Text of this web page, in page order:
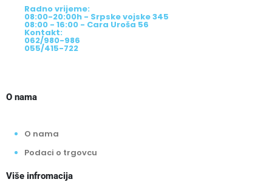
Radno vrijeme:
08:00-20:00h - Srpske vojske 345
08:00 - 16:00 - Cara Uroša 56
Kontakt:
062/980-986
055/415-722
O nama
O nama
Podaci o trgovcu
Više infromacija